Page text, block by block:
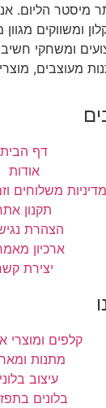
מיסטר הליום.
ומשווקים
ומשחקי
מעוצבים,
דף הבית
אודות
מדיניות משלוחים
תקנון
הצהרת
ארכיון
יצירת
קלפים ומוצרי
מתנות
עיצוב
בלונים